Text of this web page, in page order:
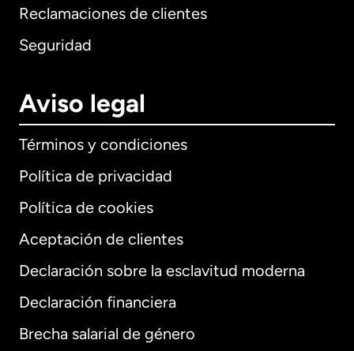
Reclamaciones de clientes
Seguridad
Aviso legal
Términos y condiciones
Política de privacidad
Política de cookies
Aceptación de clientes
Declaración sobre la esclavitud moderna
Declaración financiera
Brecha salarial de género
Internacional English